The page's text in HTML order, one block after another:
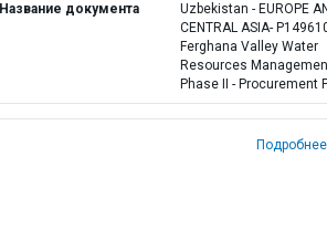
Название документа
Uzbekistan - EUROPE
CENTRAL ASIA-
Ferghana Valley Water
Resources
Phase II - Procurement
Подробнее